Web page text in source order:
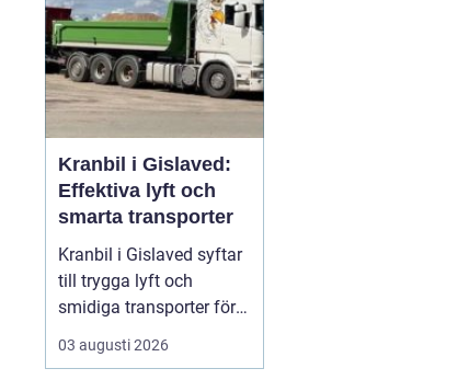
Kranbil i Gislaved:
Effektiva lyft och
smarta transporter
Kranbil i Gislaved syftar
till trygga lyft och
smidiga transporter för
både privatpersoner och
företag i
03 augusti 2026